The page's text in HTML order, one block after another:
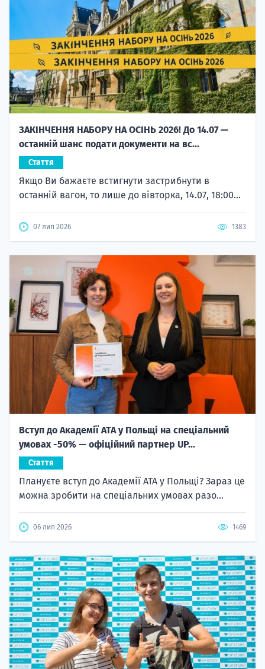
ЗАКІНЧЕННЯ НАБОРУ НА ОСІНЬ 2026! До 14.07 —
останній шанс подати документи на вс...
Стаття
Якщо Ви бажаєте встигнути застрибнути в
останній вагон, то лише до вівторка, 14.07, 18:00...
07 лип 2026 1383
Вступ до Академії ATA у Польщі на спеціальний
умовах -50% — офіційний партнер UP...
Стаття
Плануєте вступ до Академії ATA у Польщі? Зараз це
можна зробити на спеціальних умовах разо...
06 лип 2026 1469